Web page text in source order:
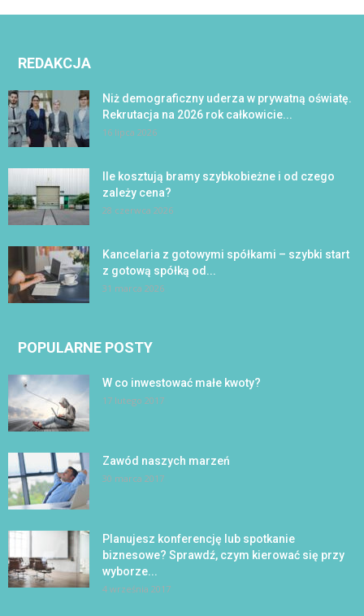
REDAKCJA
Niż demograficzny uderza w prywatną oświatę.
Rekrutacja na 2026 rok całkowicie...
16 lipca 2026
Ile kosztują bramy szybkobieżne i od czego
zależy cena?
28 czerwca 2026
Kancelaria z gotowymi spółkami – szybki start
z gotową spółką od...
31 marca 2026
POPULARNE POSTY
W co inwestować małe kwoty?
17 lutego 2017
Zawód naszych marzeń
30 marca 2017
Planujesz konferencję lub spotkanie
biznesowe? Sprawdź, czym kierować się przy
wyborze...
4 września 2017